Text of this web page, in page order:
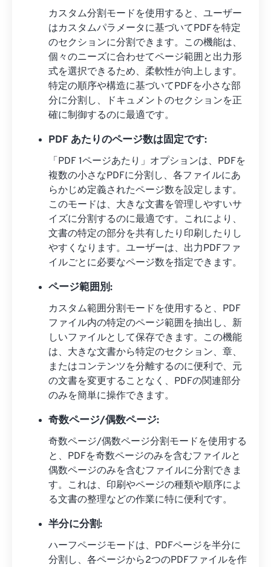
カスタム分割モードを使用すると、ユーザー
はカスタムパラメータに基づいてPDFを特定
のセクションに分割できます。この機能は、
個々のニーズに合わせてページ範囲と出力形
式を選択できるため、柔軟性が向上します。
特定の順序や構造に基づいてPDFを小さな部
分に分割し、ドキュメントのセクションを正
確に制御するのに最適です。
PDF あたりのページ数は固定です:
「PDF 1ページあたり」オプションは、PDFを
複数の小さなPDFに分割し、各ファイルにあ
らかじめ定義されたページ数を設定します。
このモードは、大きな文書を管理しやすいサ
イズに分割するのに最適です。これにより、
文書の特定の部分を共有したり印刷したりし
やすくなります。ユーザーは、出力PDFファ
イルごとに必要なページ数を指定できます。
ページ範囲別:
カスタム範囲分割モードを使用すると、PDF
ファイル内の特定のページ範囲を抽出し、新
しいファイルとして保存できます。この機能
は、大きな文書から特定のセクション、章、
またはコンテンツを分離するのに便利で、元
の文書を変更することなく、PDFの関連部分
のみを簡単に操作できます。
奇数ページ/偶数ページ:
奇数ページ/偶数ページ分割モードを使用する
と、PDFを奇数ページのみを含むファイルと
偶数ページのみを含むファイルに分割できま
す。これは、印刷やペ​​ージの種類や順序によ
る文書の整理などの作業に特に便利です。
半分に分割:
ハーフページモードは、PDFページを半分に
分割し、各ページから2つのPDFファイルを作